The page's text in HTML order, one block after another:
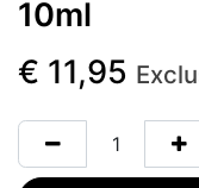
10ml
€ 11,95